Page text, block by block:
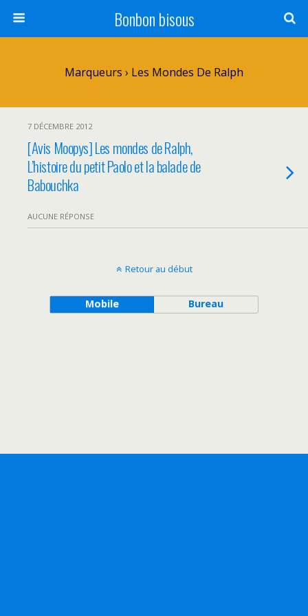
Bonbon bisous
Marqueurs › Les Mondes De Ralph
7 DÉCEMBRE 2012
[Avis Moopys] Les mondes de Ralph,
L’histoire du petit Paolo et la balade de
Babouchka
AUCUNE RÉPONSE
Retour au début
Mobile Bureau